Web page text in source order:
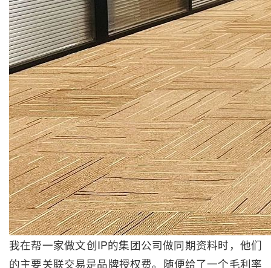
我在帮一家做文创IP的集团公司做同期资料时，他们
的主要关联交易是品牌授权费。随便给了一个毛利率